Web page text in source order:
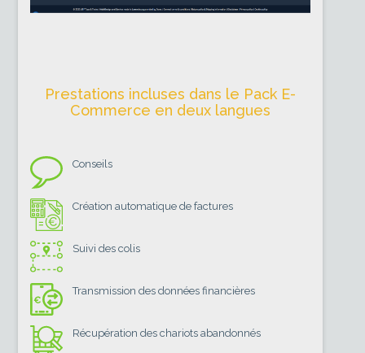
Prestations incluses dans le Pack E-
Commerce en deux langues
Conseils
Création automatique de factures
Suivi des colis
Transmission des données financières
Récupération des chariots abandonnés